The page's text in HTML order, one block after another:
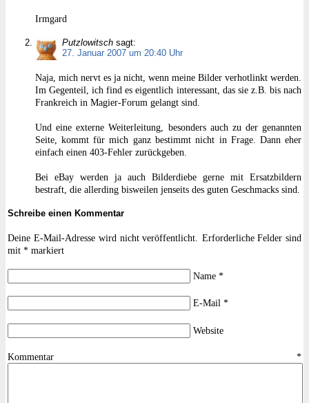
Irmgard
Putzlowitsch sagt:
27. Januar 2007 um 20:40 Uhr
Naja, mich nervt es ja nicht, wenn meine Bilder verhotlinkt werden.
Im Gegenteil, ich find es eigentlich interessant, das sie z.B. bis nach
Frankreich in Magier-Forum gelangt sind.
Und eine externe Weiterleitung, besonders auch zu der genannten
Seite, kommt für mich ganz bestimmt nicht in Frage. Dann eher
einfach einen 403-Fehler zurückgeben.
Bei eBay werden ja auch Bilderdiebe gerne mit Ersatzbildern
bestraft, die allerding bisweilen jenseits des guten Geschmacks sind.
Schreibe einen Kommentar
Deine E-Mail-Adresse wird nicht veröffentlicht.
Erforderliche Felder sind
mit *markiert
Name *
E-Mail *
Website
Kommentar*